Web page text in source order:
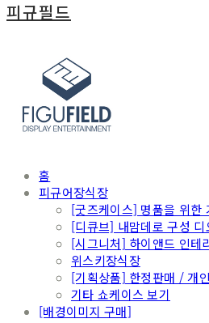
피규필드
홈
피규어장식장
[굿즈케이스] 명품을 위한
[디큐브] 내맘데로 구성 디
[시그니처] 하이앤드 인테
위스키장식장
[기획상품] 한정판매 / 개
기타 쇼케이스 보기
[배경이미지 구매]